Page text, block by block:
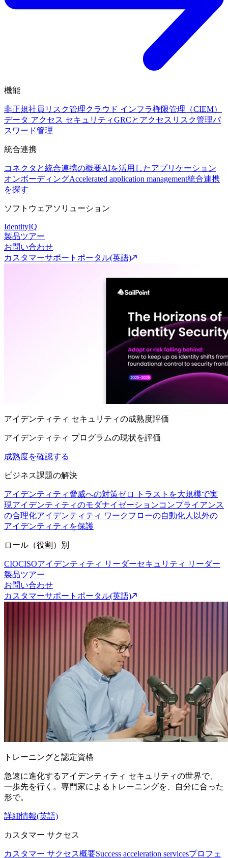
機能
非正規社員リスク管理クラウド インフラ権限管理（CIEM）
データ アクセス セキュリティGRCとアクセスリスク管理パ
スワード管理
統合連携
コネクタと統合連携の概要AIを活用したアプリケーション
オンボーディングAccelerated application management統合連携
を探す
ソフトウェアソリューション
IdentityIQ
製品ツアー
お問い合わせ
カスタマーサポートポータル(英語)
アイデンティティ セキュリティの成熟度評価
アイデンティティ プログラムの現状を評価
成熟度を確認する
ビジネス課題の解決
アイデンティティ脅威への対策ゼロ トラストを大規模で実
現アイデンティティのモダナイゼーションコンプライアンス
の合理化アイデンティティ ワークフローの自動化人以外の
アイデンティティを保護
ロール（役割）別
CIOCISOアイデンティティ リーダーセキュリティ リーダー
製品ツアー
お問い合わせ
カスタマーサポートポータル(英語)
トレーニングと認定資格
急速に進化するアイデンティティ セキュリティの世界で、
一歩先を行く。専門家によるトレーニングを、自分に合った
形で。
詳細情報(英語)
カスタマー サクセス
カスタマー サクセス概要Success acceleration servicesプロフェ